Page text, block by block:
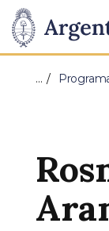
de
Pasar al
…